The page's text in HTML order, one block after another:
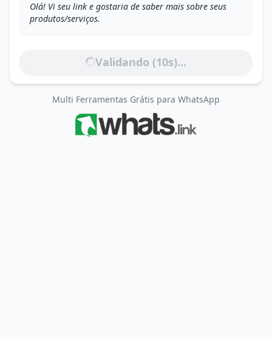
Olá! Vi seu link e gostaria de saber mais sobre seus
produtos/serviços.
Validando (10s)...
Multi Ferramentas Grátis para WhatsApp